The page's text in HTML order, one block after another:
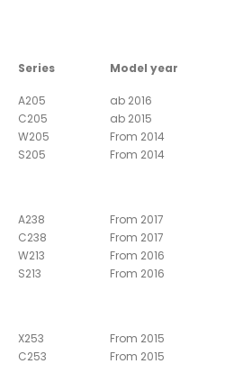
Series Model year
A205
C205
W205
S205
ab 2016
ab 2015
From 2014
From 2014
A238
C238
W213
S213
From 2017
From 2017
From 2016
From 2016
X253
C253
From 2015
From 2015